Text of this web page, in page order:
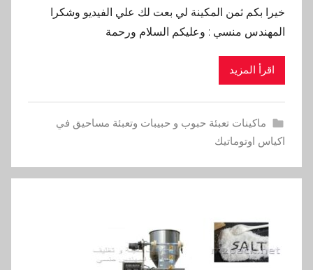
خيرا بكم ثمن المكينة لي بعت لك علي الفيديو وشكرا
المهندس منسي : وعليكم السلام ورحمة
اقرأ المزيد
ماكينات تعبئة حبوب و حبيبات وتعبئة مساحيق في
اكياس اوتوماتيك